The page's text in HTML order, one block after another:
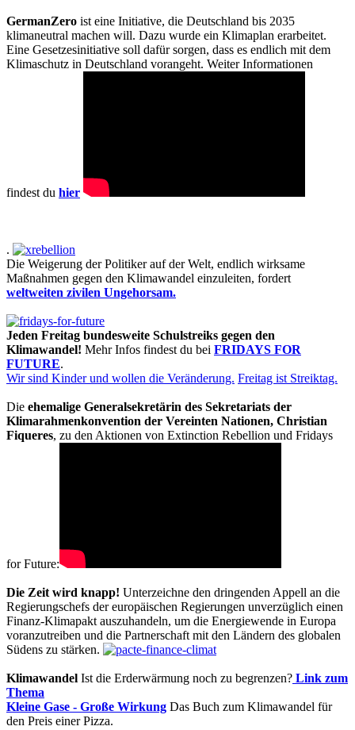
GermanZero ist eine Initiative, die Deutschland bis 2035
klimaneutral machen will. Dazu wurde ein Klimaplan erarbeitet.
Eine Gesetzesinitiative soll dafür sorgen, dass es endlich mit dem
Klimaschutz in Deutschland vorangeht. Weiter Informationen
findest du hier
.
Die Weigerung der Politiker auf der Welt, endlich wirksame
Maßnahmen gegen den Klimawandel einzuleiten, fordert
weltweiten zivilen Ungehorsam.
Jeden Freitag bundesweite Schulstreiks gegen den
Klimawandel! Mehr Infos findest du bei FRIDAYS FOR
FUTURE.
Wir sind Kinder und wollen die Veränderung. Freitag ist Streiktag.
Die ehemalige Generalsekretärin des Sekretariats der
Klimarahmenkonvention der Vereinten Nationen, Christian
Fiqueres, zu den Aktionen von Extinction Rebellion und Fridays
for Future:
Die Zeit wird knapp! Unterzeichne den dringenden Appell an die
Regierungschefs der europäischen Regierungen unverzüglich einen
Finanz-Klimapakt auszuhandeln, um die Energiewende in Europa
voranzutreiben und die Partnerschaft mit den Ländern des globalen
Südens zu stärken.
Klimawandel Ist die Erderwärmung noch zu begrenzen? Link zum
Thema
Kleine Gase - Große Wirkung Das Buch zum Klimawandel für
den Preis einer Pizza.